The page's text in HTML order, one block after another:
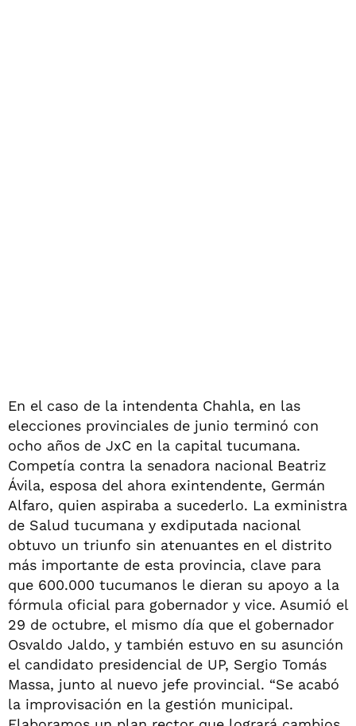
En el caso de la intendenta Chahla, en las
elecciones provinciales de junio terminó con
ocho años de JxC en la capital tucumana.
Competía contra la senadora nacional Beatriz
Ávila, esposa del ahora exintendente, Germán
Alfaro, quien aspiraba a sucederlo. La exministra
de Salud tucumana y exdiputada nacional
obtuvo un triunfo sin atenuantes en el distrito
más importante de esta provincia, clave para
que 600.000 tucumanos le dieran su apoyo a la
fórmula oficial para gobernador y vice. Asumió el
29 de octubre, el mismo día que el gobernador
Osvaldo Jaldo, y también estuvo en su asunción
el candidato presidencial de UP, Sergio Tomás
Massa, junto al nuevo jefe provincial. “Se acabó
la improvisación en la gestión municipal.